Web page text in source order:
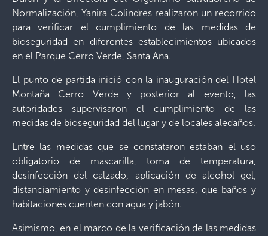
Normalización, Yanira Colindres realizaron un recorrido
para verificar el cumplimiento de las medidas de
bioseguridad en diferentes establecimientos ubicados
en el Parque Cerro Verde, Santa Ana.
El punto de partida inició con la inauguración del Hotel
Montaña Cerro Verde y posterior al evento, las
autoridades supervisaron el cumplimiento de las
medidas de bioseguridad del lugar y de locales aledaños.
Entre las medidas que se constataron estaban el uso
obligatorio de mascarilla, toma de temperatura,
desinfección del calzado, aplicación de alcohol gel,
distanciamiento y desinfección en mesas, que baños y
habitaciones cuenten con agua y jabón.
Asimismo, en el marco de la verificación de las medidas